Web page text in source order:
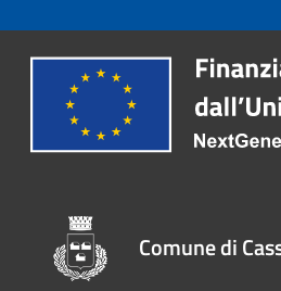
Comune di